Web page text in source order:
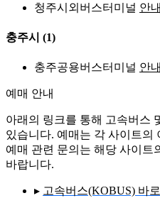
청주시외버스터미널 안내
충주시 (1)
충주공용버스터미널 안내
예매 안내
아래의 링크를 통해 고속버스
있습니다. 예매는 각 사이트의
예매 관련 문의는 해당 사이트
바랍니다.
▸ 고속버스(KOBUS) 바